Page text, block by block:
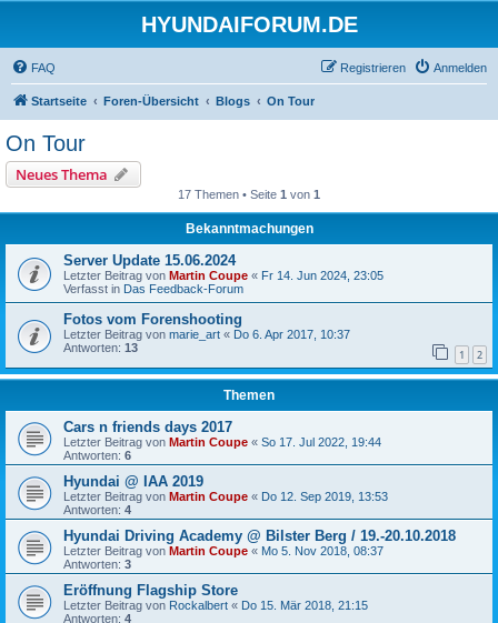
HYUNDAIFORUM.DE
FAQ Anmelden
Registrieren
Startseite Foren-Übersicht Blogs On Tour
On Tour
Neues Thema
17 Themen • Seite 1 von 1
Bekanntmachungen
Server Update 15.06.2024
Letzter Beitrag von Martin Coupe « Fr 14. Jun 2024, 23:05
Verfasst in Das Feedback-Forum
Fotos vom Forenshooting
Letzter Beitrag von marie_art « Do 6. Apr 2017, 10:37
Antworten: 13 1 2
Themen
Cars n friends days 2017
Letzter Beitrag von Martin Coupe « So 17. Jul 2022, 19:44
Antworten: 6
Hyundai @ IAA 2019
Letzter Beitrag von Martin Coupe « Do 12. Sep 2019, 13:53
Antworten: 4
Hyundai Driving Academy @ Bilster Berg / 19.-20.10.2018
Letzter Beitrag von Martin Coupe « Mo 5. Nov 2018, 08:37
Antworten: 3
Eröffnung Flagship Store
Letzter Beitrag von Rockalbert « Do 15. Mär 2018, 21:15
Antworten: 4